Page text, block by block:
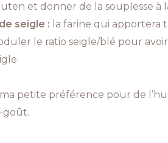
et donner de la souplesse à
seigle : la farine qui apportera
le ratio seigle/blé pour
petite préférence pour de
goût.